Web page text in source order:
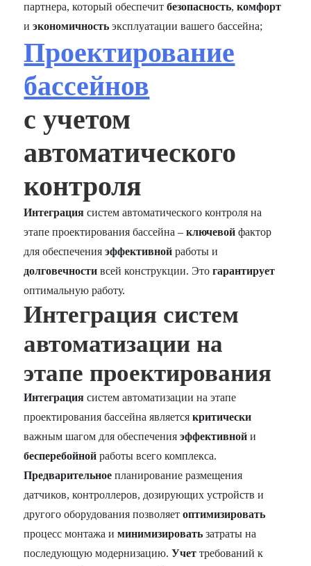
партнера, который обеспечитбезопасность,комфорт
иэкономичность эксплуатации вашего бассейна;
Проектирование
бассейнов
с учетом
автоматического
контроля
Интеграция систем автоматического контроля на
этапе проектирования бассейна –ключевой фактор
для обеспеченияэффективной работы и
долговечности всей конструкции. Этогарантирует
оптимальную работу.
Интеграция систем
автоматизации на
этапе проектирования
Интеграция систем автоматизации на этапе
проектирования бассейна являетсякритически
важным шагом для обеспеченияэффективной и
бесперебойной работы всего комплекса.
Предварительное планирование размещения
датчиков, контроллеров, дозирующих устройств и
другого оборудования позволяетоптимизировать
процесс монтажа иминимизировать затраты на
последующую модернизацию.Учет требований к